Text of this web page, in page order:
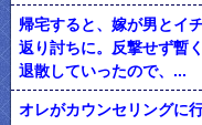
帰宅すると、嫁が男とイ
返り討ちに。反撃せず暫
退散していったので、...
オレがカウンセリングに